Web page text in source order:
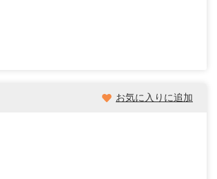
お気に入りに追加